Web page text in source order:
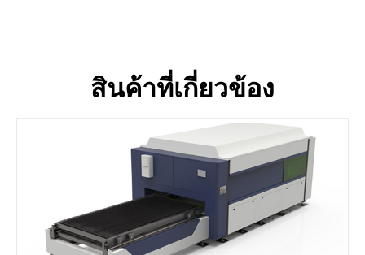
สินค้าที่เกี่ยวข้อง